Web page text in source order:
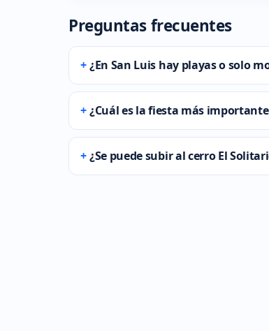
Preguntas frecuentes
¿En San Luis hay playas o solo
¿Cuál es la fiesta más
¿Se puede subir al cerro El